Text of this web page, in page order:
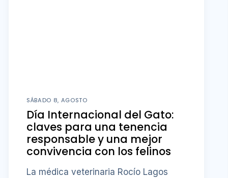
SÁBADO 8, AGOSTO
Día Internacional del Gato:
claves para una tenencia
responsable y una mejor
convivencia con los felinos
La médica veterinaria Rocío Lagos